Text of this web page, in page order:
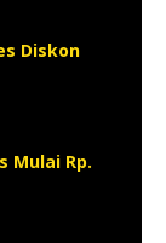
Diskon
Mulai Rp.